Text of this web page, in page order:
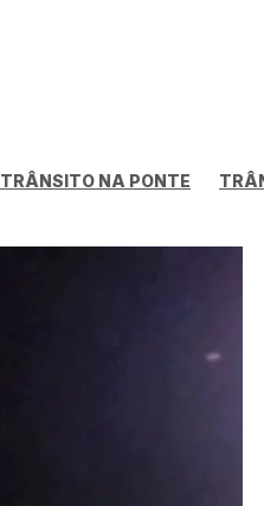
TRÂNSITO NA PONTE